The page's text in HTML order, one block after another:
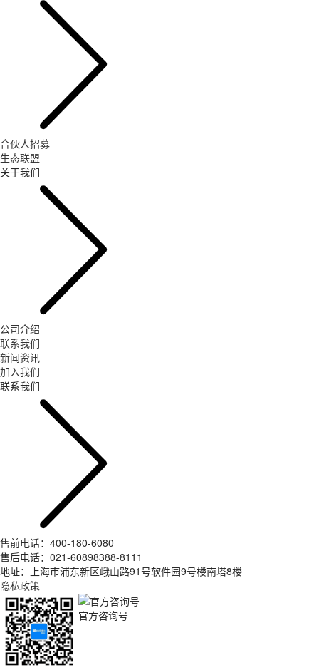
合伙人招募
生态联盟
关于我们
公司介绍
联系我们
新闻资讯
加入我们
联系我们
售前电话：400-180-6080
售后电话：021-60898388-8111
地址：上海市浦东新区峨山路91号软件园9号楼南塔8楼
隐私政策
官方咨询号